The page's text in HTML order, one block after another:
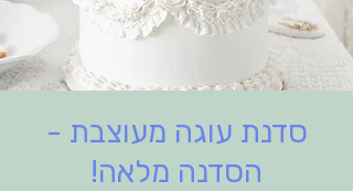
סדנת עוגה מעוצבת -
הסדנה מלאה!